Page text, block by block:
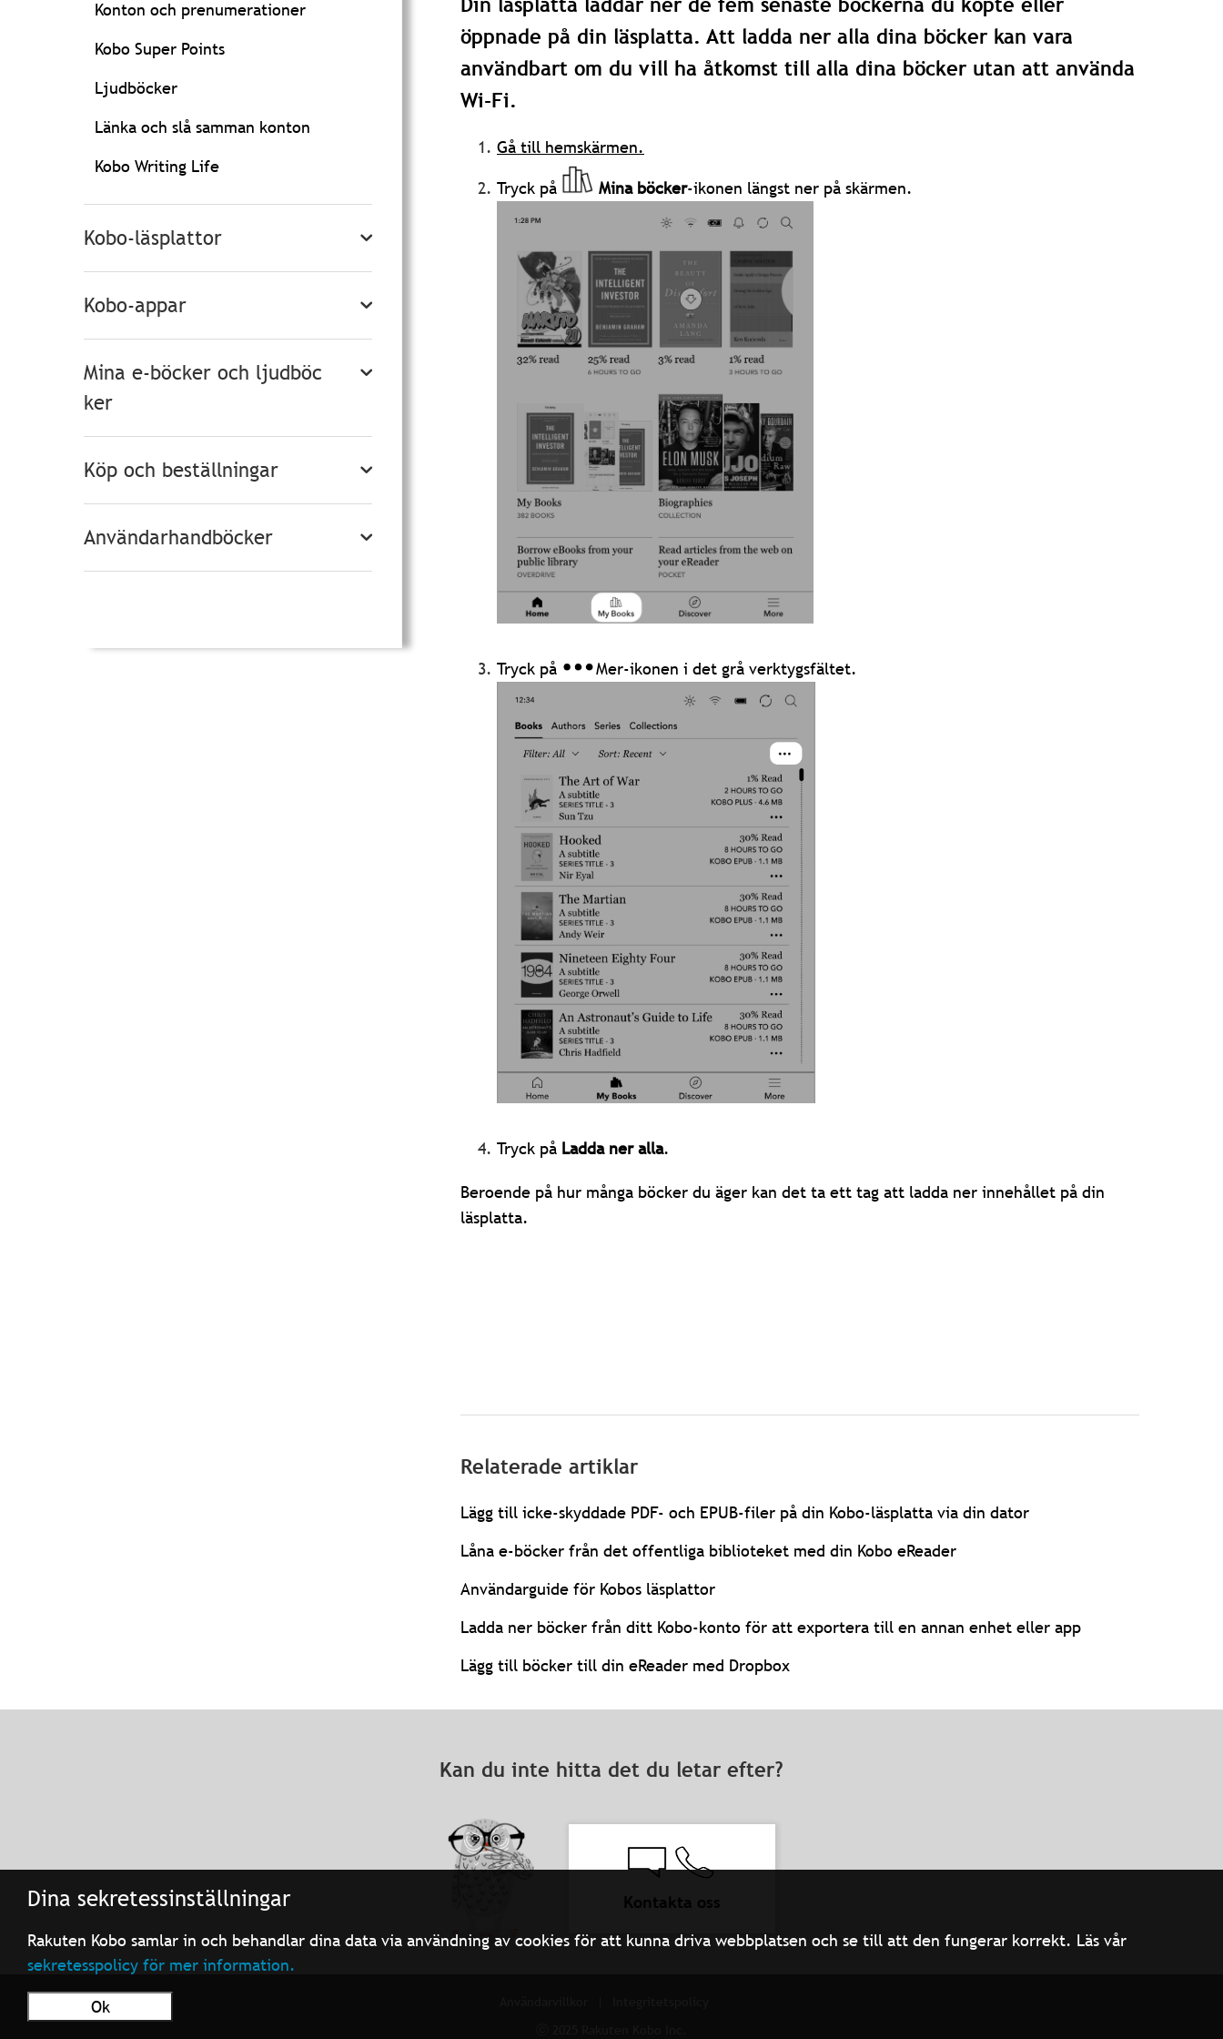
Dina sekretessinställningar
Rakuten Kobo samlar in och behandlar dina data via användning av cookies för att kunna driva webbplatsen och se till att den fungerar korrekt. Läs vår
sekretesspolicy för mer information.
Ok
Konton och prenumerationer
Kobo Super Points
Ljudböcker
Länka och slå samman konton
Kobo Writing Life
Kobo-läsplattor
Kobo-appar
Mina e-böcker och ljudböc
ker
Köp och beställningar
Användarhandböcker
Din läsplatta laddar ner de fem senaste böckerna du köpte eller
öppnade på din läsplatta. Att ladda ner alla dina böcker kan vara
användbart om du vill ha åtkomst till alla dina böcker utan att använda
Wi-Fi.
Gå till hemskärmen.
Tryck på
Mina böcker-ikonen längst ner på skärmen.
Tryck på Mer-ikonen i det grå verktygsfältet.
Tryck på Ladda ner alla.
Beroende på hur många böcker du äger kan det ta ett tag att ladda ner innehållet på din
läsplatta.
Relaterade artiklar
Lägg till icke-skyddade PDF- och EPUB-filer på din Kobo-läsplatta via din dator
Låna e-böcker från det offentliga biblioteket med din Kobo eReader
Användarguide för Kobos läsplattor
Ladda ner böcker från ditt Kobo-konto för att exportera till en annan enhet eller app
Lägg till böcker till din eReader med Dropbox
Kan du inte hitta det du letar efter?
Kontakta oss